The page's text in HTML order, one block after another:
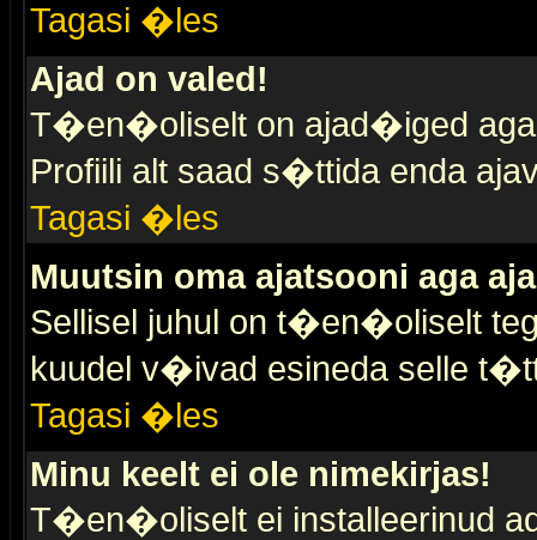
Tagasi �les
Ajad on valed!
T�en�oliselt on ajad�iged
Profiili alt saad s�ttida enda
Tagasi �les
Muutsin oma ajatsooni aga
Sellisel juhul on t�en�oliselt
kuudel v�ivad esineda selle
Tagasi �les
Minu keelt ei ole nimekirjas!
T�en�oliselt ei installeerinud